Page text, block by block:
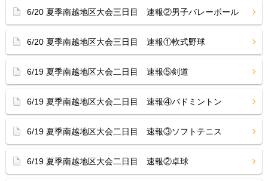
6/20 夏季南越地区大会三日目 速報②男子バレーボール
6/20 夏季南越地区大会三日目 速報①軟式野球
6/19 夏季南越地区大会二日目 速報⑤剣道
6/19 夏季南越地区大会二日目 速報④バドミントン
6/19 夏季南越地区大会二日目 速報③ソフトテニス
6/19 夏季南越地区大会二日目 速報②卓球